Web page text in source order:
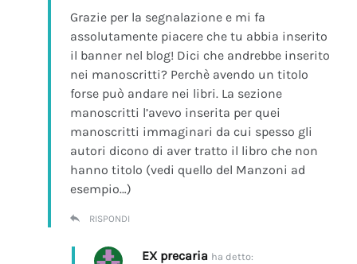
Grazie per la segnalazione e mi fa
assolutamente piacere che tu abbia inserito
il banner nel blog! Dici che andrebbe inserito
nei manoscritti? Perchè avendo un titolo
forse può andare nei libri. La sezione
manoscritti l’avevo inserita per quei
manoscritti immaginari da cui spesso gli
autori dicono di aver tratto il libro che non
hanno titolo (vedi quello del Manzoni ad
esempio…)
RISPONDI
EX precaria ha detto: